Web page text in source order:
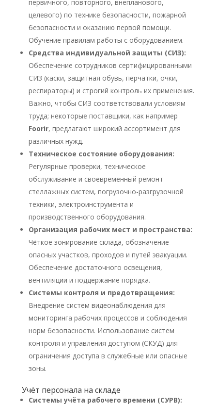
первичного, повторного, внепланового,
целевого) по технике безопасности, пожарной
безопасности и оказанию первой помощи.
Обучение правилам работы с оборудованием.
Средства индивидуальной защиты (СИЗ):
Обеспечение сотрудников сертифицированными
СИЗ (каски, защитная обувь, перчатки, очки,
респираторы) и строгий контроль их применения.
Важно, чтобы СИЗ соответствовали условиям
труда; некоторые поставщики, как например
Foorir, предлагают широкий ассортимент для
различных нужд.
Техническое состояние оборудования:
Регулярные проверки, техническое
обслуживание и своевременный ремонт
стеллажных систем, погрузочно-разгрузочной
техники, электроинструмента и
производственного оборудования.
Организация рабочих мест и пространства:
Чёткое зонирование склада, обозначение
опасных участков, проходов и путей эвакуации.
Обеспечение достаточного освещения,
вентиляции и поддержание порядка.
Системы контроля и предотвращения:
Внедрение систем видеонаблюдения для
мониторинга рабочих процессов и соблюдения
норм безопасности. Использование систем
контроля и управления доступом (СКУД) для
ограничения доступа в служебные или опасные
зоны.
Учёт персонала на складе
Системы учёта рабочего времени (СУРВ):